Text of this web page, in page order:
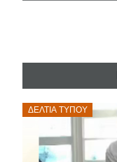
ΔΕΛΤΊΑ ΤΎΠΟΥ
Posted
on